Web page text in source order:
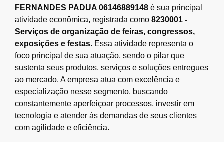
FERNANDES PADUA 06146889148 é sua principal
atividade econômica, registrada como 8230001 -
Serviços de organização de feiras, congressos,
exposições e festas. Essa atividade representa o
foco principal de sua atuação, sendo o pilar que
sustenta seus produtos, serviços e soluções entregues
ao mercado. A empresa atua com excelência e
especialização nesse segmento, buscando
constantemente aperfeiçoar processos, investir em
tecnologia e atender às demandas de seus clientes
com agilidade e eficiência.